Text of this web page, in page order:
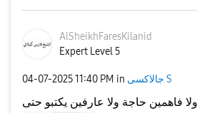
AlSheikhFaresKilanid
Expert Level 5
‎04-07-202511:40 PM in جالاكسى S
ولا فاهمين حاجة ولا عارفين يكتبو حتى